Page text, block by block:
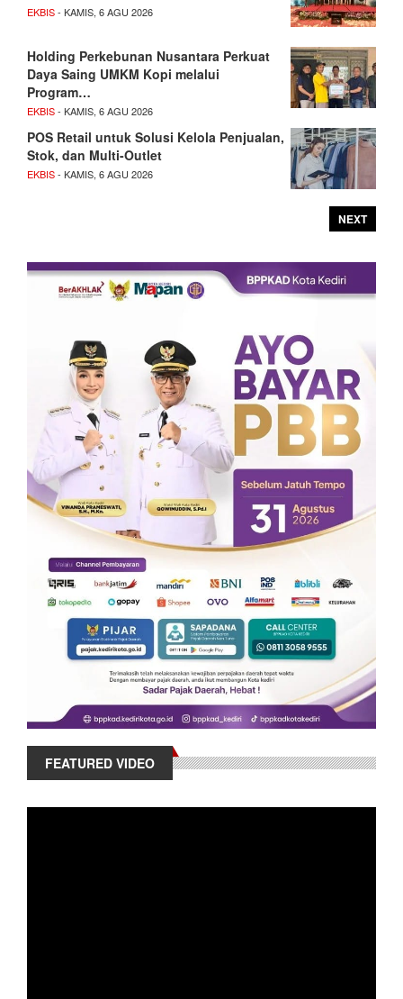
EKBIS- KAMIS, 6 AGU 2026
Holding Perkebunan Nusantara Perkuat
Daya Saing UMKM Kopi melalui
Program…
EKBIS- KAMIS, 6 AGU 2026
POS Retail untuk Solusi Kelola Penjualan,
Stok, dan Multi-Outlet
EKBIS- KAMIS, 6 AGU 2026
NEXT
FEATURED VIDEO